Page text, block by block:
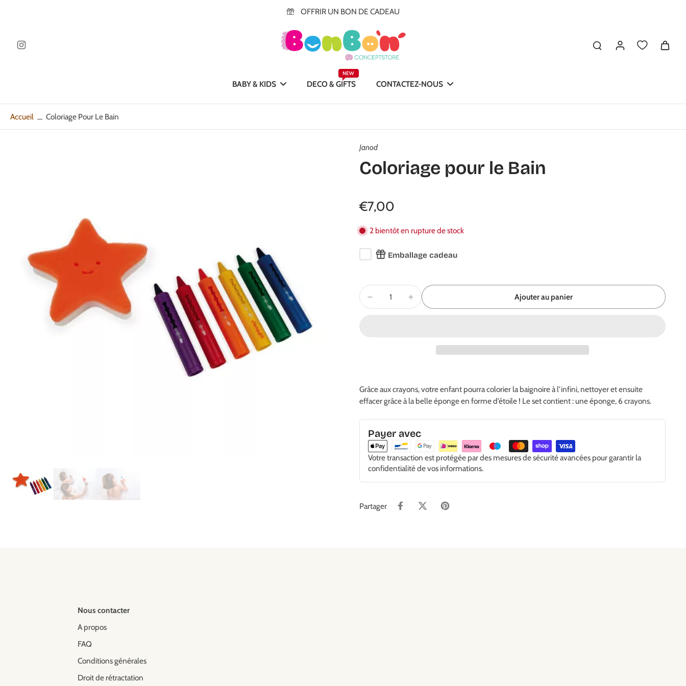
OFFRIR UN BON DE CADEAU
BABY & KIDS DECO & GIFTS
NEW
CONTACTEZ-NOUS
Accueil Coloriage Pour Le Bain
Janod
Coloriage pour le Bain
€7,00
2 bientôt en rupture de stock
Emballage cadeau
Ajouter au panier
Grâce aux crayons, votre enfant pourra colorier la baignoire à l’infini, nettoyer et ensuite
effacer grâce à la belle éponge en forme d’étoile ! Le set contient : une éponge, 6 crayons.
Payer avec
Votre transaction est protégée par des mesures de sécurité avancées pour garantir la
confidentialité de vos informations.
Partager
Nous contacter
A propos
FAQ
Conditions générales
Droit de rétractation